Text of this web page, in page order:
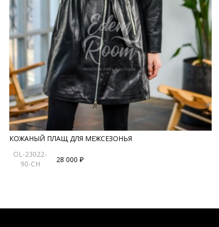
КОЖАНЫЙ ПЛАЩ ДЛЯ МЕЖСЕЗОНЬЯ
OL-23022-
90-CH
28 000 ₽